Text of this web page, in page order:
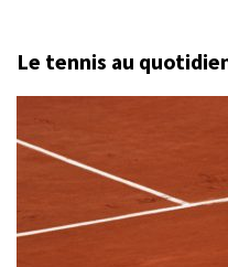
Le tennis au